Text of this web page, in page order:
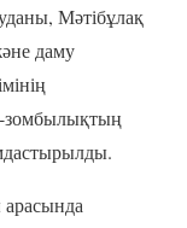
Мәтібұлақ
даму